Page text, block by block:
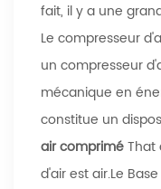
fait, il y a une
Le compresseur
un compresseur
mécanique en
constitue un
air compriméThat
d'air est air.Le